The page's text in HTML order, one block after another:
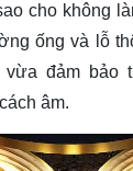
cho không
ống và lỗ
vừa đảm bảo
âm.